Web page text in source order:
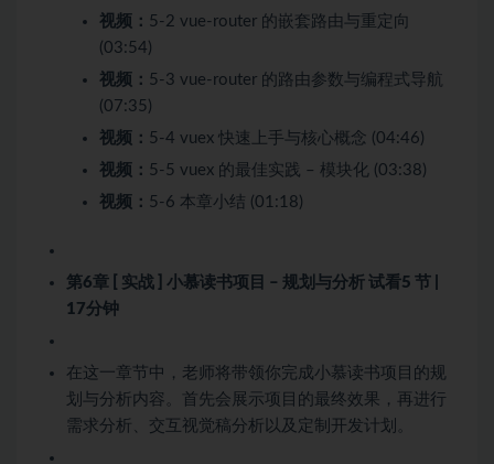
视频： 5-2 vue-router 的嵌套路由与重定向
(03:54)
视频： 5-3 vue-router 的路由参数与编程式导航
(07:35)
视频： 5-4 vuex 快速上手与核心概念 (04:46)
视频： 5-5 vuex 的最佳实践 – 模块化 (03:38)
视频： 5-6 本章小结 (01:18)
第6章 [ 实战 ] 小慕读书项目 – 规划与分析 试看5 节 |
17分钟
在这一章节中，老师将带领你完成小慕读书项目的规
划与分析内容。首先会展示项目的最终效果，再进行
需求分析、交互视觉稿分析以及定制开发计划。